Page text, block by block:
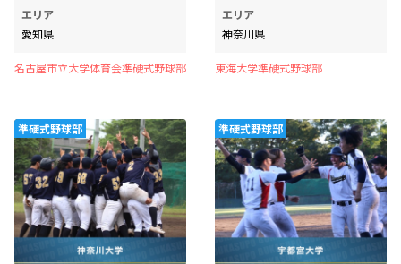
エリア
愛知県
名古屋市立大学体育会準硬式野球部
エリア
神奈川県
東海大学準硬式野球部
準硬式野球部 準硬式野球部